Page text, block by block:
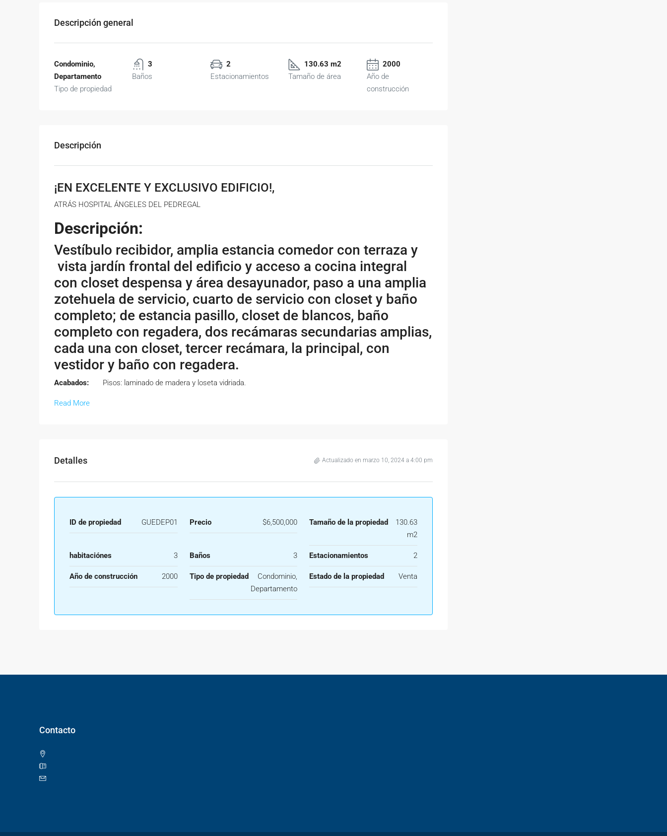
Descripción general
Condominio,
Departamento
Tipo de propiedad
3
Baños
2
Estacionamientos
130.63 m2
Tamaño de área
2000
Año de
construcción
Descripción
¡EN EXCELENTE Y EXCLUSIVO EDIFICIO!,
ATRÁS HOSPITAL ÁNGELES DEL PEDREGAL
Descripción:
Vestíbulo recibidor, amplia estancia comedor con terraza y
vista jardín frontal del edificio y acceso a cocina integral
con closet despensa y área desayunador, paso a una amplia
zotehuela de servicio, cuarto de servicio con closet y baño
completo; de estancia pasillo, closet de blancos, baño
completo con regadera, dos recámaras secundarias amplias,
cada una con closet, tercer recámara, la principal, con
vestidor y baño con regadera.
Acabados: Pisos: laminado de madera y loseta vidriada.
Read More
Detalles Actualizado en marzo 10, 2024 a 4:00 pm
ID de propiedad GUEDEP01 Precio $6,500,000 Tamaño de la propiedad
130.63
m2
habitaciónes 3 Baños 3 Estacionamientos 2
Año de construcción 2000 Tipo de propiedad
Condominio,
Departamento
Estado de la propiedad Venta
Contacto